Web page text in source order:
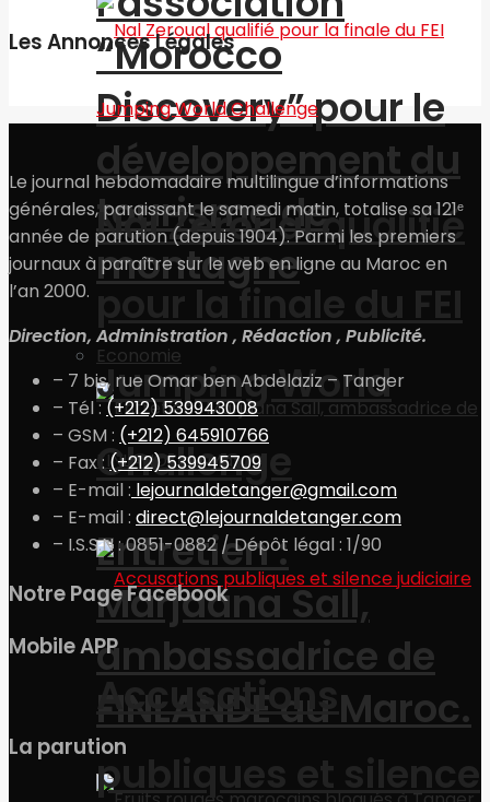
“Morocco
Discovery” pour le
développement du
tourisme de
montagne
Economie
Entretien :
Marjaana Sall,
ambassadrice de
FINLANDE au Maroc.
Nal Zeroual qualifié
pour la finale du FEI
Jumping World
Challenge
Accusations
publiques et silence
Les Annonces Légales
Le journal hebdomadaire multilingue d’informations
générales, paraissant le samedi matin, totalise sa 121ᵉ
année de parution (depuis 1904). Parmi les premiers
journaux à paraître sur le web en ligne au Maroc en
l’an 2000.
Direction, Administration , Rédaction , Publicité.
– 7 bis, rue Omar ben Abdelaziz – Tanger
– Tél : (+212) 539943008
– GSM : (+212) 645910766
– Fax :(+212) 539945709
– E-mail : lejournaldetanger@gmail.com
– E-mail : direct@lejournaldetanger.com
– I.S.S.N : 0851-0882 / Dépôt légal : 1/90
Notre Page Facebook
Mobile APP
La parution